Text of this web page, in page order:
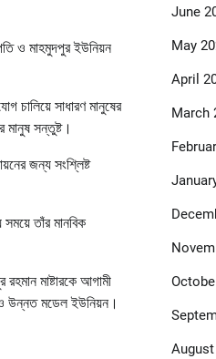
ও মাহমুদপুর ইউনিয়ন
চালিয়ে সাধারণ মানুষের
মানুষ সন্তুষ্ট।
জন্য সংশ্লিষ্ট
তাঁর মানবিক
মাষ্টারকে আগামী
ও উন্নত মডেল ইউনিয়ন।
June
May
April
March